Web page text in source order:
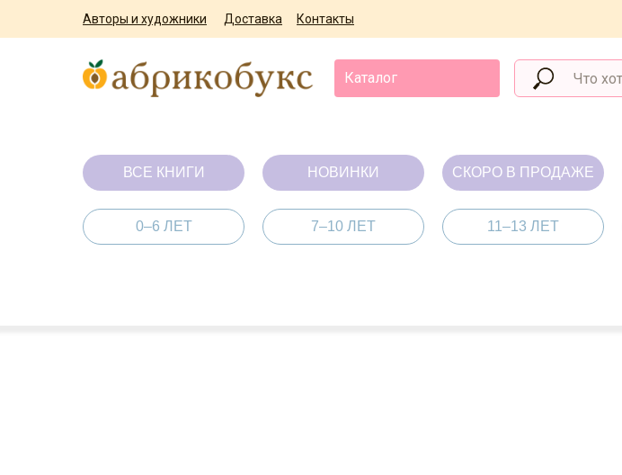
Авторы и художники Доставка Контакты
Каталог
ВСЕ КНИГИ НОВИНКИ СКОРО В ПРОДАЖЕ
0–6 ЛЕТ 7–10 ЛЕТ 11–13 ЛЕТ